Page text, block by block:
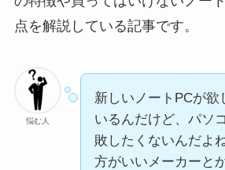
点を解説している記事です。
悩む人
新しいノートPCが欲
いるんだけど、パソ
敗したくないんだよ
方がいいメーカーと